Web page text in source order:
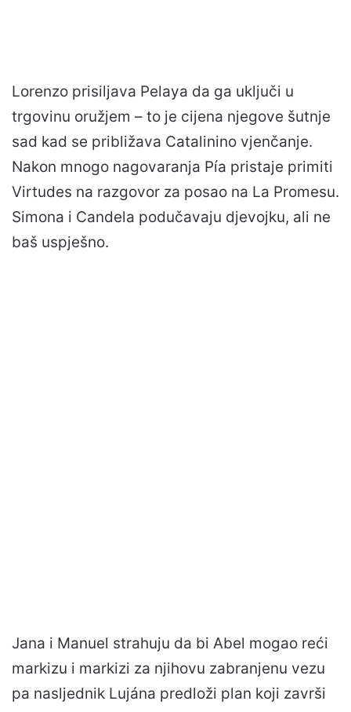
Lorenzo prisiljava Pelaya da ga uključi u
trgovinu oružjem – to je cijena njegove šutnje
sad kad se približava Catalinino vjenčanje.
Nakon mnogo nagovaranja Pía pristaje primiti
Virtudes na razgovor za posao na La Promesu.
Simona i Candela podučavaju djevojku, ali ne
baš uspješno.
Jana i Manuel strahuju da bi Abel mogao reći
markizu i markizi za njihovu zabranjenu vezu
pa nasljednik Lujána predloži plan koji završi